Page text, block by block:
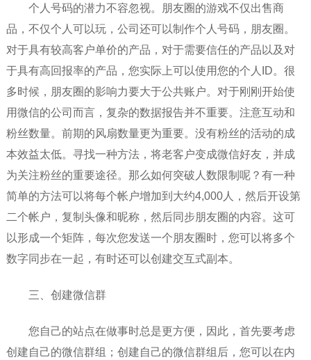
个人号码的潜力不容忽视。朋友圈的游戏不仅出售商
品，不仅个人可以玩，公司还可以制作个人号码，朋友圈。
对于具有较高客户单价的产品，对于需要信任的产品以及对
于具有高回报率的产品，您实际上可以使用您的个人ID。很
多时候，朋友圈的影响力要大于公共账户。对于刚刚开始使
用微信的公司而言，复杂的数据报告并不重要。注意互动和
粉丝数量。前期的风扇数量更为重要。没有粉丝的活动的成
本效益太低。寻找一种方法，将老客户变成微信好友，并成
为关注粉丝的重要途径。那么如何突破人数限制呢？有一种
简单的方法可以将每个帐户增加到大约4,000人，然后开设第
二个帐户，复制头像和昵称，然后同步朋友圈的内容。这可
以形成一个矩阵，每次您发送一个朋友圈时，您可以将多个
数字同步在一起，有时还可以创建交互式副本。
三、创建微信群
您自己的站点在做事时总是更方便，因此，首先要考虑
创建自己的微信群组；创建自己的微信群组后，您可以在内